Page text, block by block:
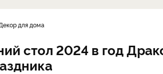
для дома
стол 2024 в год